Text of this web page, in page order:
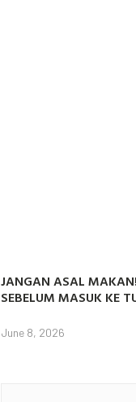
JANGAN ASAL
SEBELUM MASUK KE
June 8, 2026